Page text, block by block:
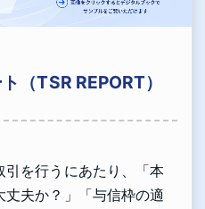
（TSR REPORT）
を行うにあたり、「本
丈夫か？」「与信枠の適